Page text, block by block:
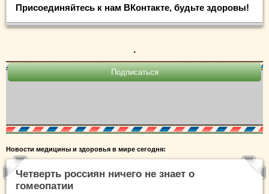
Присоединяйтесь к нам ВКонтакте, будьте здоровы!
.
Новости медицины и здоровья в мире сегодня:
Четверть россиян ничего не знает о
гомеопатии